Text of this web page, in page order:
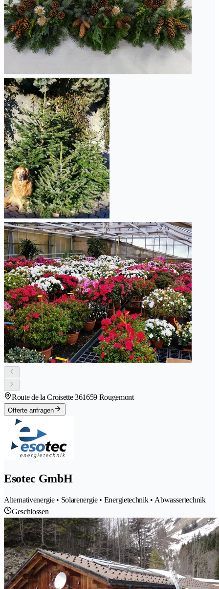
Route de la Croisette 361659 Rougemont
Offerte anfragen
Esotec GmbH
Alternativenergie • Solarenergie • Energietechnik • Abwassertechnik
Geschlossen